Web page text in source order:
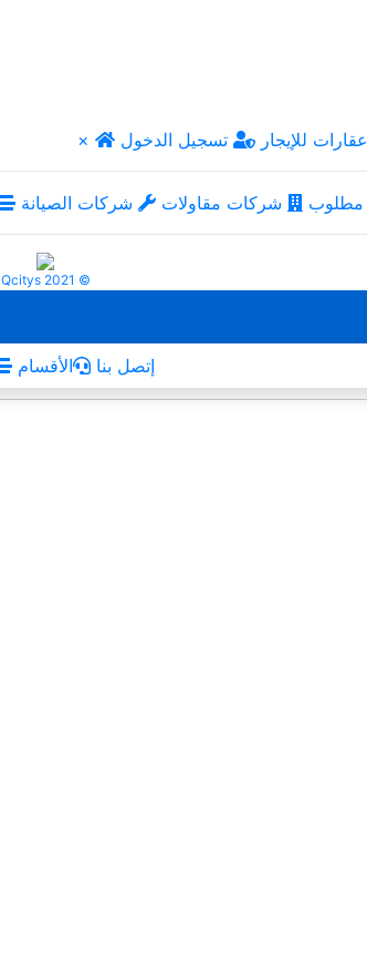
× عقارات للإيجار تسجيل الدخول
مطلوب شركات مقاولات شركات الصيانة
Qcitys 2021 ©
الأقسام إتصل بنا